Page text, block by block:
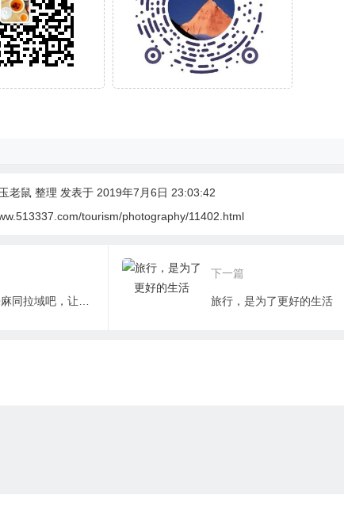
老鼠 整理 发表于 2019年7月6日 23:03:42
tourism/photography/11402.html
下一篇
旅行，是为了更好的生活